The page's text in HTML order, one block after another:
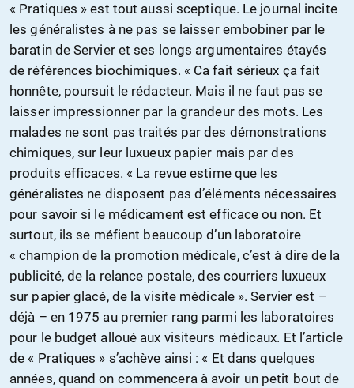
« Pratiques » est tout aussi sceptique. Le journal incite
les généralistes à ne pas se laisser embobiner par le
baratin de Servier et ses longs argumentaires étayés
de références biochimiques. « Ca fait sérieux ça fait
honnête, poursuit le rédacteur. Mais il ne faut pas se
laisser impressionner par la grandeur des mots. Les
malades ne sont pas traités par des démonstrations
chimiques, sur leur luxueux papier mais par des
produits efficaces. « La revue estime que les
généralistes ne disposent pas d’éléments nécessaires
pour savoir si le médicament est efficace ou non. Et
surtout, ils se méfient beaucoup d’un laboratoire
« champion de la promotion médicale, c’est à dire de la
publicité, de la relance postale, des courriers luxueux
sur papier glacé, de la visite médicale ». Servier est –
déjà – en 1975 au premier rang parmi les laboratoires
pour le budget alloué aux visiteurs médicaux. Et l’article
de « Pratiques » s’achève ainsi : « Et dans quelques
années, quand on commencera à avoir un petit bout de